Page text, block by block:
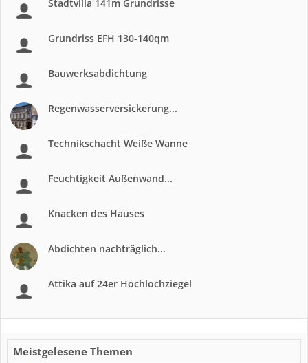
Stadtvilla 141m Grundrisse
Grundriss EFH 130-140qm
Bauwerksabdichtung
Regenwasserversickerung...
Technikschacht Weiße Wanne
Feuchtigkeit Außenwand...
Knacken des Hauses
Abdichten nachträglich...
Attika auf 24er Hochlochziegel
Meistgelesene Themen